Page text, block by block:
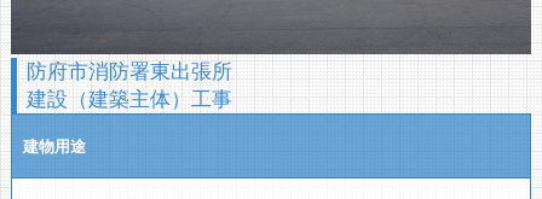
防府市消防署東出張所
建設（建築主体）工事
建物用途